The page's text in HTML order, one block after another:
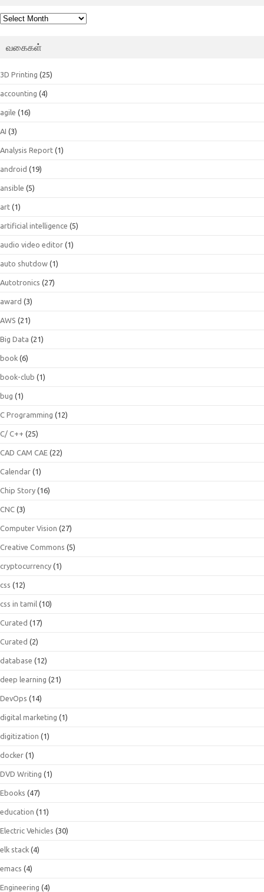
பெட்டகம்
வகைகள்
3D Printing (25)
accounting (4)
agile (16)
AI (3)
Analysis Report (1)
android (19)
ansible (5)
art (1)
artificial intelligence (5)
audio video editor (1)
auto shutdow (1)
Autotronics (27)
award (3)
AWS (21)
Big Data (21)
book (6)
book-club (1)
bug (1)
C Programming (12)
C/ C++ (25)
CAD CAM CAE (22)
Calendar (1)
Chip Story (16)
CNC (3)
Computer Vision (27)
Creative Commons (5)
cryptocurrency (1)
css (12)
css in tamil (10)
Curated (17)
Curated (2)
database (12)
deep learning (21)
DevOps (14)
digital marketing (1)
digitization (1)
docker (1)
DVD Writing (1)
Ebooks (47)
education (11)
Electric Vehicles (30)
elk stack (4)
emacs (4)
Engineering (4)